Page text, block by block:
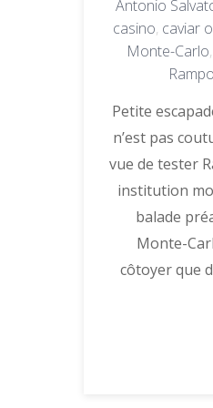
Antonio
casino, caviar
Monte-Carlo,
Petite
n’est pas
vue de tester
institution
balade
Monte-
côtoyer que